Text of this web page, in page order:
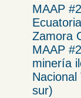
​MAAP
Zamora
MAAP
minería
sur)